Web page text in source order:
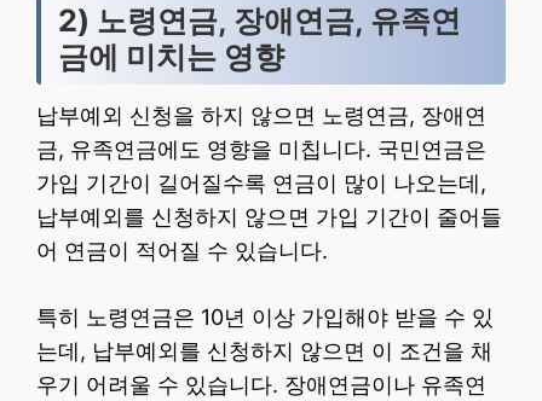
2) 노령연금, 장애연금, 유족연
금에 미치는 영향
납부예외 신청을 하지 않으면 노령연금, 장애연
금, 유족연금에도 영향을 미칩니다. 국민연금은
가입 기간이 길어질수록 연금이 많이 나오는데,
납부예외를 신청하지 않으면 가입 기간이 줄어들
어 연금이 적어질 수 있습니다.
특히 노령연금은 10년 이상 가입해야 받을 수 있
는데, 납부예외를 신청하지 않으면 이 조건을 채
우기 어려울 수 있습니다. 장애연금이나 유족연